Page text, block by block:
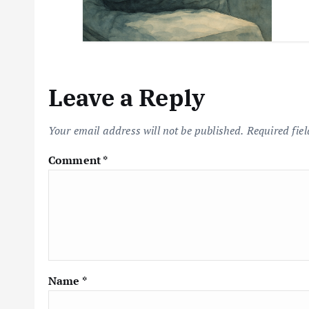
Leave a Reply
Your email address will not be published. Required
Comment*
Name *